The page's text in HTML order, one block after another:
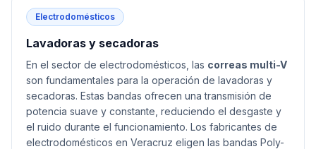
Electrodomésticos
Lavadoras y secadoras
En el sector de electrodomésticos, las correas multi-V
son fundamentales para la operación de lavadoras y
secadoras. Estas bandas ofrecen una transmisión de
potencia suave y constante, reduciendo el desgaste y
el ruido durante el funcionamiento. Los fabricantes de
electrodomésticos en Veracruz eligen las bandas Poly-